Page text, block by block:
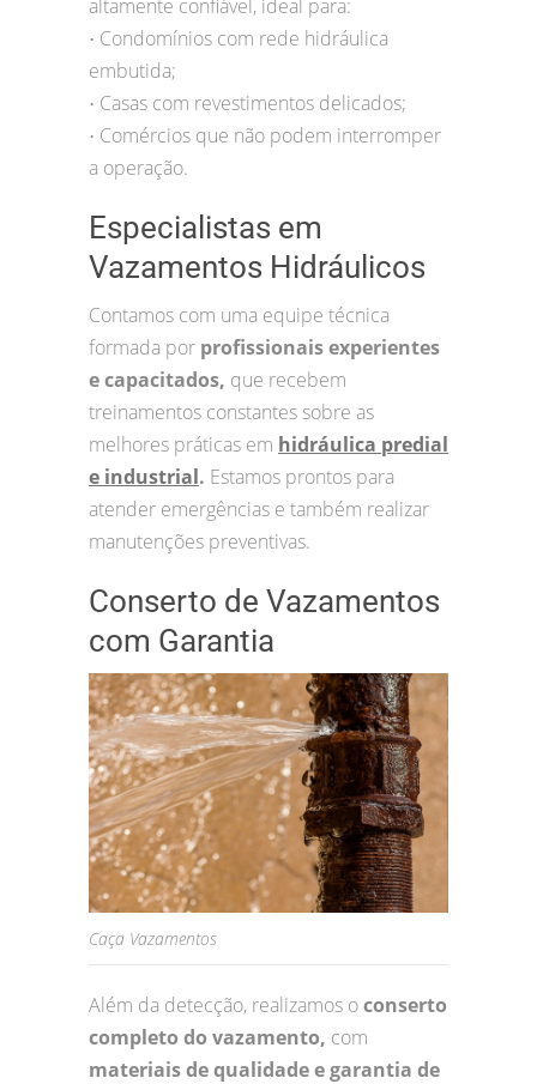
altamente confiável, ideal para:
• Condomínios com rede hidráulica
embutida;
• Casas com revestimentos delicados;
• Comércios que não podem interromper
a operação.
Especialistas em
Vazamentos Hidráulicos
Contamos com uma equipe técnica
formada por profissionais experientes
e capacitados, que recebem
treinamentos constantes sobre as
melhores práticas em hidráulica predial
e industrial. Estamos prontos para
atender emergências e também realizar
manutenções preventivas.
Conserto de Vazamentos
com Garantia
Caça Vazamentos
Além da detecção, realizamos oconserto
completo do vazamento, com
materiais de qualidade e garantia de